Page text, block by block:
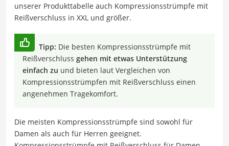
unserer Produkttabelle auch Kompressionsstrümpfe mit
Reißverschluss in XXL und größer.
Tipp: Die besten Kompressionsstrümpfe mit
Reißverschluss gehen mit etwas Unterstützung
einfach zu und bieten laut Vergleichen von
Kompressionsstrümpfen mit Reißverschluss einen
angenehmen Tragekomfort.
Die meisten Kompressionsstrümpfe sind sowohl für
Damen als auch für Herren geeignet.